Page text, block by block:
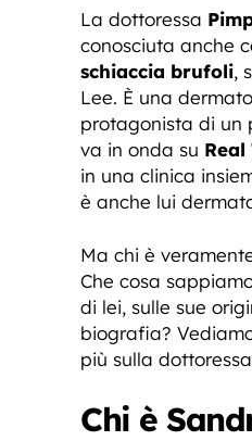
La dottoressa
conosciuta anche
schiaccia brufoli,
Lee. È una
protagonista di un
va in onda su Real
in una clinica
è anche lui
Ma chi è
Che cosa
di lei, sulle sue
biografia?
più sulla
Chi è